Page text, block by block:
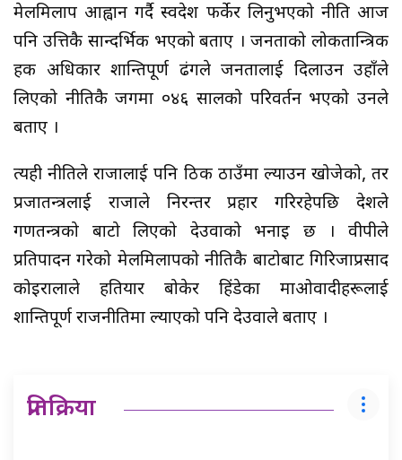
मेलमिलाप आह्वान गर्दै स्वदेश फर्केर लिनुभएको नीति आज
पनि उत्तिकै सान्दर्भिक भएको बताए । जनताको लोकतान्त्रिक
हक अधिकार शान्तिपूर्ण ढंगले जनतालाई दिलाउन उहाँले
लिएको नीतिकै जगमा ०४६ सालको परिवर्तन भएको उनले
बताए ।
त्यही नीतिले राजालाई पनि ठिक ठाउँमा ल्याउन खोजेको, तर
प्रजातन्त्रलाई राजाले निरन्तर प्रहार गरिरहेपछि देशले
गणतन्त्रको बाटो लिएको देउवाको भनाइ छ । वीपीले
प्रतिपादन गरेको मेलमिलापको नीतिकै बाटोबाट गिरिजाप्रसाद
कोइरालाले हतियार बोकेर हिंडेका माओवादीहरूलाई
शान्तिपूर्ण राजनीतिमा ल्याएको पनि देउवाले बताए ।
प्रतिक्रिया